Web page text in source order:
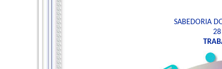
SABEDORIA